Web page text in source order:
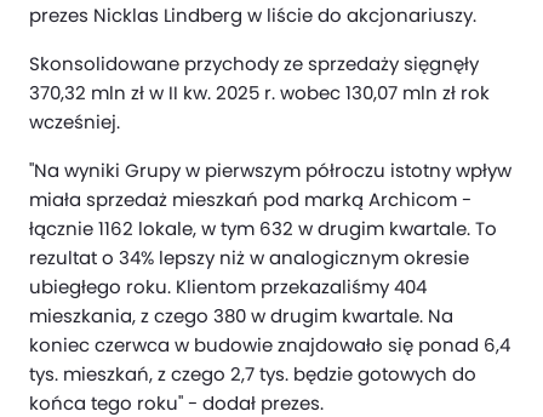
prezes Nicklas Lindberg w liście do akcjonariuszy.
Skonsolidowane przychody ze sprzedaży sięgnęły
370,32 mln zł w II kw. 2025 r. wobec 130,07 mln zł rok
wcześniej.
"Na wyniki Grupy w pierwszym półroczu istotny wpływ
miała sprzedaż mieszkań pod marką Archicom -
łącznie 1162 lokale, w tym 632 w drugim kwartale. To
rezultat o 34% lepszy niż w analogicznym okresie
ubiegłego roku. Klientom przekazaliśmy 404
mieszkania, z czego 380 w drugim kwartale. Na
koniec czerwca w budowie znajdowało się ponad 6,4
tys. mieszkań, z czego 2,7 tys. będzie gotowych do
końca tego roku" - dodał prezes.